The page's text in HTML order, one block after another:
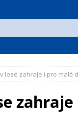
lese zahraje i pro malé